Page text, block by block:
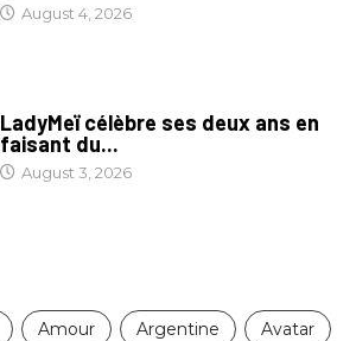
August 4, 2026
LadyMeï célèbre ses deux ans en
faisant du...
August 3, 2026
Amour Argentine Avatar